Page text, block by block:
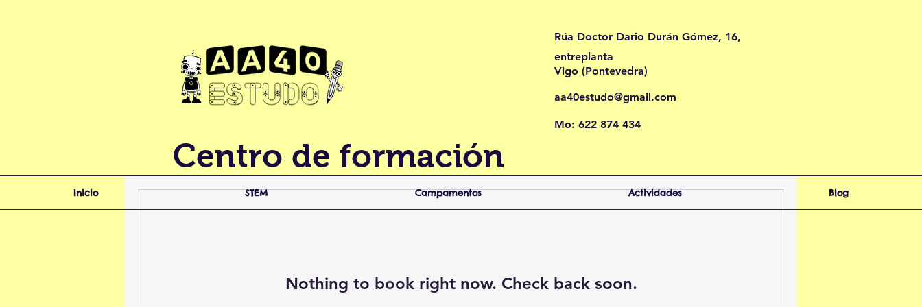
Rúa Doctor Dario Durán Gómez, 16,
entreplanta
Vigo (Pontevedra)
aa40estudo@gmail.com
Mo: 622 874 434
Centro de formación
Nothing to book right now. Check back soon.
Inicio STEM Campamentos Actividades Blog